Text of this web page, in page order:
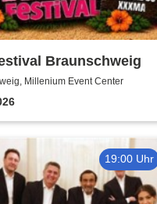
Braunschweig
Millenium Event Center
19:00 Uhr